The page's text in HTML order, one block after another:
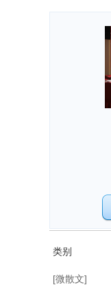
类别
[微散文]